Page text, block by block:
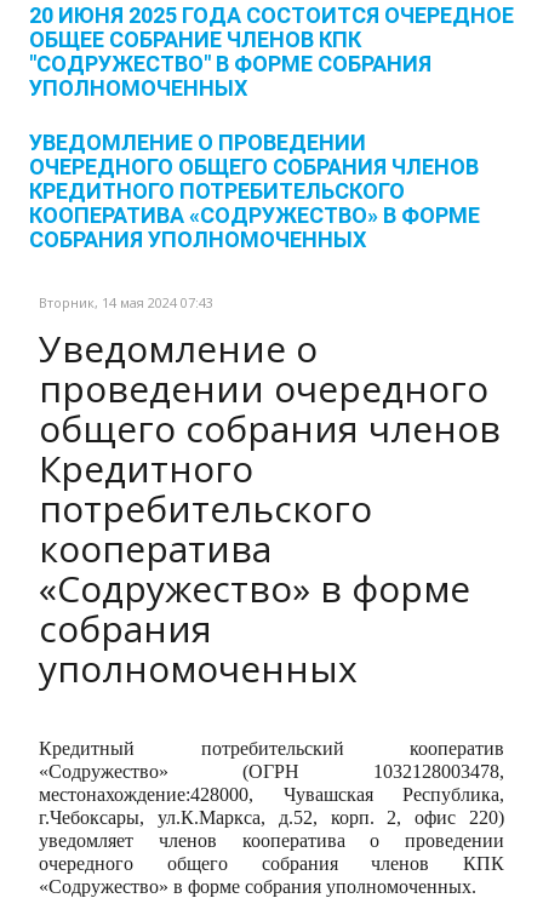
20 ИЮНЯ 2025 ГОДА СОСТОИТСЯ ОЧЕРЕДНОЕ
ОБЩЕЕ СОБРАНИЕ ЧЛЕНОВ КПК
"СОДРУЖЕСТВО" В ФОРМЕ СОБРАНИЯ
УПОЛНОМОЧЕННЫХ
УВЕДОМЛЕНИЕ О ПРОВЕДЕНИИ
ОЧЕРЕДНОГО ОБЩЕГО СОБРАНИЯ ЧЛЕНОВ
КРЕДИТНОГО ПОТРЕБИТЕЛЬСКОГО
КООПЕРАТИВА «СОДРУЖЕСТВО» В ФОРМЕ
СОБРАНИЯ УПОЛНОМОЧЕННЫХ
Вторник, 14 мая 2024 07:43
Уведомление о
проведении очередного
общего собрания членов
Кредитного
потребительского
кооператива
«Содружество» в форме
собрания
уполномоченных
Кредитный потребительский кооператив
«Содружество» (ОГРН 1032128003478,
местонахождение:428000, Чувашская Республика,
г.Чебоксары, ул.К.Маркса, д.52, корп. 2, офис 220)
уведомляет членов кооператива о проведении
очередного общего собрания членов КПК
«Содружество» в форме собрания уполномоченных.